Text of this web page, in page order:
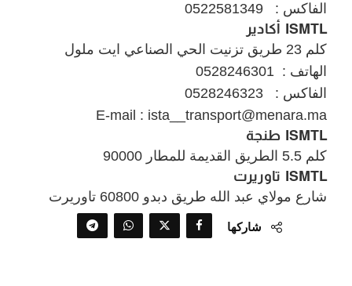
الفاكس : 0522581349
ISMTL أكادير
كلم 23 طريق تزنيت الحي الصناعي ايت ملول
الهاتف : 0528246301
الفاكس : 0528246323
E-mail : ista__transport@menara.ma
ISMTL طنجة
كلم 5.5 الطريق القديمة للمطار 90000
ISMTL تاوريرت
شارع مولاي عبد الله طريق دبدو 60800 تاوريرت
شاركها